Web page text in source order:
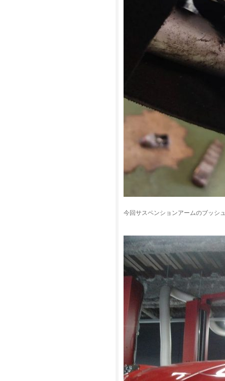
今回サスペンションアームのブッシ